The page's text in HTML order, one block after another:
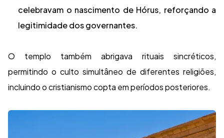
celebravam o nascimento de Hórus, reforçando a
legitimidade dos governantes.
O templo também abrigava rituais sincréticos,
permitindo o culto simultâneo de diferentes religiões,
incluindo o cristianismo copta em períodos posteriores.